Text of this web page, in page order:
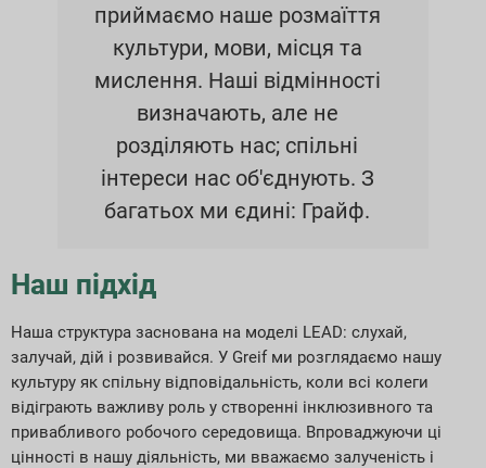
приймаємо наше розмаїття
культури, мови, місця та
мислення. Наші відмінності
визначають, але не
розділяють нас; спільні
інтереси нас об'єднують. З
багатьох ми єдині: Грайф.
Наш підхід
Наша структура заснована на моделі LEAD: слухай,
залучай, дій і розвивайся. У Greif ми розглядаємо нашу
культуру як спільну відповідальність, коли всі колеги
відіграють важливу роль у створенні інклюзивного та
привабливого робочого середовища. Впроваджуючи ці
цінності в нашу діяльність, ми вважаємо залученість і